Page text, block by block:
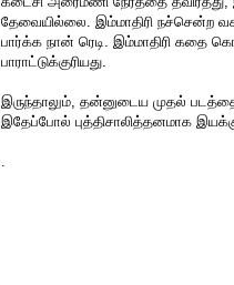
தேவையில்லை. இம்மாதிரி நச்சென்ற
பார்க்க நான் ரெடி. இம்மாதிரி
பாராட்டுக்குரியது.
இருந்தாலும், தன்னுடைய முதல்
இதேப்போல் புத்திசாலித்தனமாக